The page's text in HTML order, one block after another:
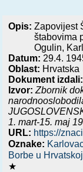
Opis:Zapovijest
štabovima
Ogulin,
Datum: 29.4.
Oblast: Hrvatska
Dokument izdali:
Izvor: Zbornik
1. mart-15. maj
URL: https://
Oznake:
Borbe u
★